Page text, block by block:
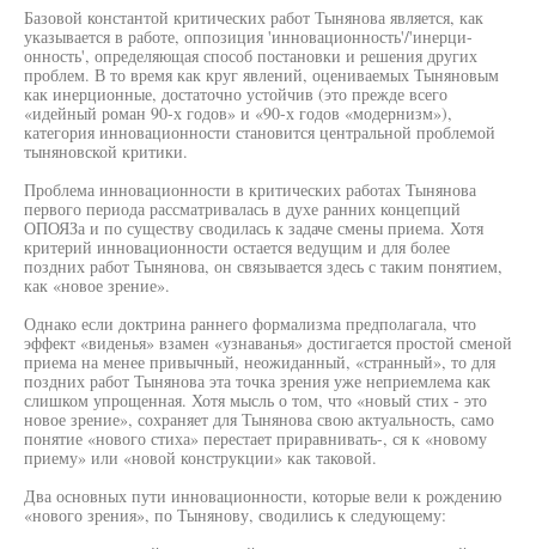
Базовой константой критических работ Тынянова является, как
указывается в работе, оппозиция 'инновационность'/'инерци-
онность', определяющая способ постановки и решения других
проблем. В то время как круг явлений, оцениваемых Тыняновым
как инерционные, достаточно устойчив (это прежде всего
«идейный роман 90-х годов» и «90-х годов «модернизм»),
категория инновационности становится центральной проблемой
тыняновской критики.
Проблема инновационности в критических работах Тынянова
первого периода рассматривалась в духе ранних концепций
ОПОЯЗа и по существу сводилась к задаче смены приема. Хотя
критерий инновационности остается ведущим и для более
поздних работ Тынянова, он связывается здесь с таким понятием,
как «новое зрение».
Однако если доктрина раннего формализма предполагала, что
эффект «виденья» взамен «узнаванья» достигается простой сменой
приема на менее привычный, неожиданный, «странный», то для
поздних работ Тынянова эта точка зрения уже неприемлема как
слишком упрощенная. Хотя мысль о том, что «новый стих - это
новое зрение», сохраняет для Тынянова свою актуальность, само
понятие «нового стиха» перестает приравнивать-, ся к «новому
приему» или «новой конструкции» как таковой.
Два основных пути инновационности, которые вели к рождению
«нового зрения», по Тынянову, сводились к следующему: